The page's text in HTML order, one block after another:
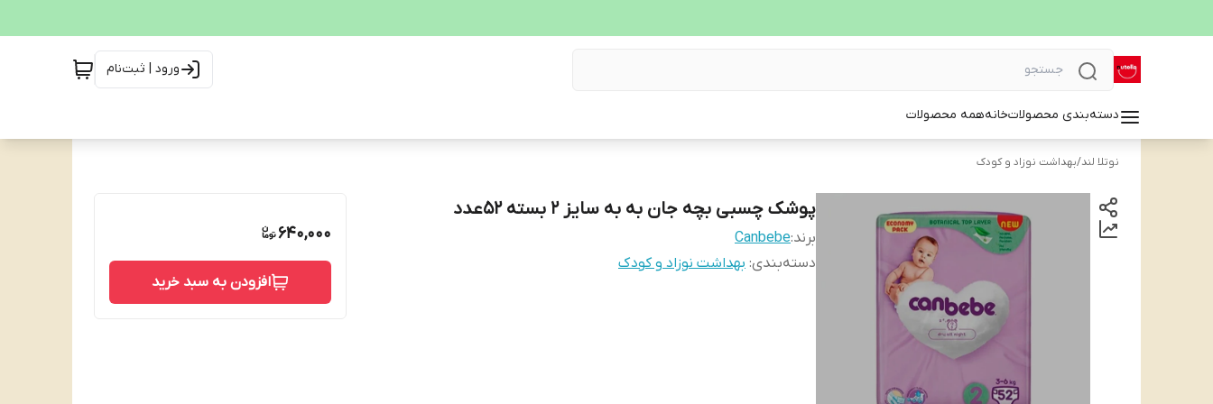
ورود | ثبت‌نام
دسته‌بندی محصولاتخانههمه محصولات
نوتلا لند/بهداشت نوزاد و کودک
پوشک چسبی بچه جان به به سایز 2 بسته 52عدد
برند:Canbebe
دسته‌بندی: بهداشت نوزاد و کودک
640,000
افزودن به سبد خرید